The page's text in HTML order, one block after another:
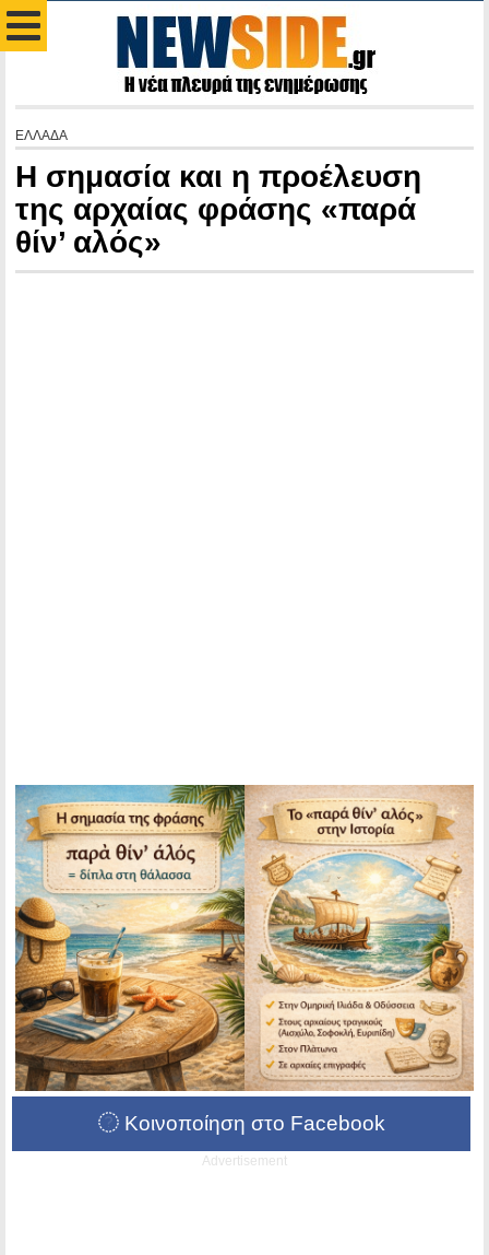
ΕΛΛΑΔΑ
Η σημασία και η προέλευση
της αρχαίας φράσης «παρά
θίν’ αλός»
Κοινοποίηση στο Facebook
Advertisement